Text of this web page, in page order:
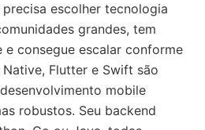
escolher tecnologia
grandes, tem
e consegue escalar conforme
Flutter e Swift são
mobile
robustos. Seu backend